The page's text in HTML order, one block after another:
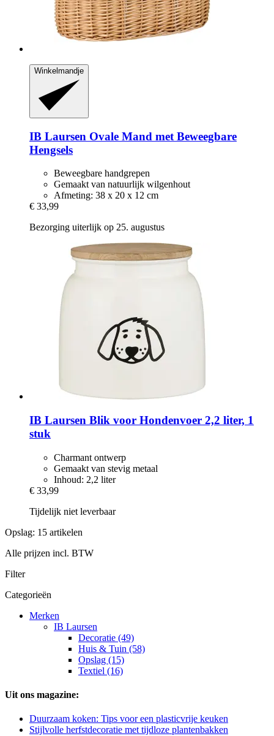
Winkelmandje
IB Laursen Ovale Mand met Beweegbare
Hengsels
Beweegbare handgrepen
Gemaakt van natuurlijk wilgenhout
Afmeting: 38 x 20 x 12 cm
€ 33,99
Bezorging uiterlijk op 25. augustus
IB Laursen Blik voor Hondenvoer 2,2 liter, 1
stuk
Charmant ontwerp
Gemaakt van stevig metaal
Inhoud: 2,2 liter
€ 33,99
Tijdelijk niet leverbaar
Opslag: 15 artikelen
Alle prijzen incl. BTW
Filter
Categorieën
Merken
IB Laursen
Decoratie (49)
Huis & Tuin (58)
Opslag (15)
Textiel (16)
Uit ons magazine:
Duurzaam koken: Tips voor een plasticvrije keuken
Stijlvolle herfstdecoratie met tijdloze plantenbakken